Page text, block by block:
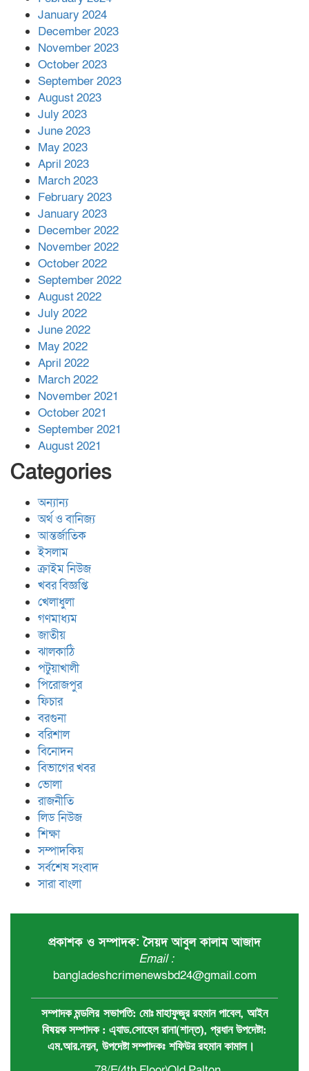
January 2024
December 2023
November 2023
October 2023
September 2023
August 2023
July 2023
June 2023
May 2023
April 2023
March 2023
February 2023
January 2023
December 2022
November 2022
October 2022
September 2022
August 2022
July 2022
June 2022
May 2022
April 2022
March 2022
November 2021
October 2021
September 2021
August 2021
Categories
অন্যান্য
অর্থ ও বানিজ্য
আন্তর্জাতিক
ইসলাম
ক্রাইম নিউজ
খবর বিজ্ঞপ্তি
খেলাধুলা
গণমাধ্যম
জাতীয়
ঝালকাঠি
পটুয়াখালী
পিরোজপুর
ফিচার
বরগুনা
বরিশাল
বিনোদন
বিভাগের খবর
ভোলা
রাজনীতি
লিড নিউজ
শিক্ষা
সম্পাদকিয়
সর্বশেষ সংবাদ
সারা বাংলা
প্রকাশক ও সম্পাদক: সৈয়দ আবুল কালাম আজাদ
Email :
bangladeshcrimenewsbd24@gmail.com
সম্পাদক মন্ডলির সভাপতি: মোঃ মাহাফুজুর রহমান পাবেল, আইন
বিষয়ক সম্পাদক : ‍এ্যাড.সোহেল রানা(শান্ত), প্রধান ‍উপদেষ্টা:
এম.আর.নয়ন, উপদেষ্টা সম্পাদকঃ শফিউর রহমান কামাল।